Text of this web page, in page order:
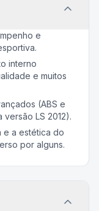
e
interno
e muitos
(ABS e
LS 2012).
e a estética do
por alguns.